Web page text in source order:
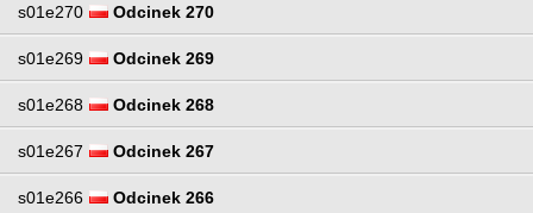
s01e270 Odcinek 270
s01e269 Odcinek 269
s01e268 Odcinek 268
s01e267 Odcinek 267
s01e266 Odcinek 266